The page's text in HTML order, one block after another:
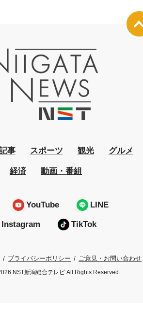
事 スポーツ 観光 グルメ
経済 動画・番組
YouTube LINE
Instagram TikTok
プライバシーポリシー ご意見・お問い合わせ
NST新潟総合テレビ All Rights Reserved.